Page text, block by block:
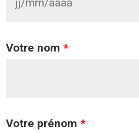
Votre nom *
Votre prénom *